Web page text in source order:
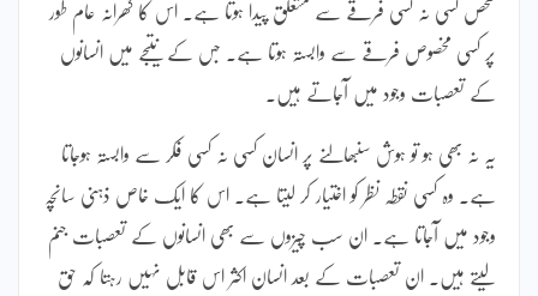
شخص کسی نہ کسی فرقے سے متعلق پیدا ہوتا ہے۔ اس کا گھرانہ عام طور
پر کسی مخصوص فرقے سے وابستہ ہوتا ہے۔ جس کے نتیجے میں انسانوں
کے تعصبات وجود میں آجاتے ہیں۔
یہ نہ بھی ہو تو ہوش سنبھالنے پر انسان کسی نہ کسی فکر سے وابستہ ہوجاتا
ہے۔ وہ کسی نقطہ نظر کو اختیار کر لیتا ہے۔ اس کا ایک خاص ذہنی سانچہ
وجود میں آجاتا ہے۔ ان سب چیزوں سے بھی انسانوں کے تعصبات جنم
لیتے ہیں۔ ان تعصبات کے بعد انسان اکثر اس قابل نہیں رہتا کہ حق